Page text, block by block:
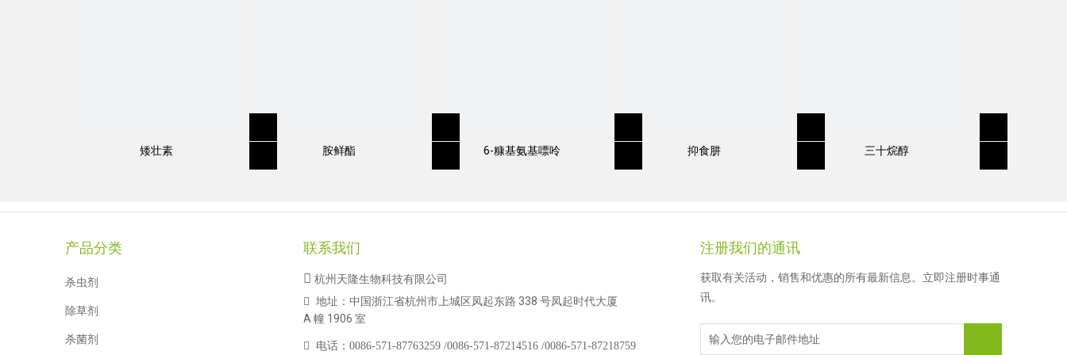
矮壮素 胺鲜酯 6-糠基氨基嘌呤 抑食肼 三十烷醇
产品分类
杀虫剂
除草剂
杀菌剂
联系我们
 杭州天隆生物科技有限公司
 地址：中国浙江省杭州市上城区凤起东路 338 号凤起时代大厦
A 幢 1906 室
 电话： 0086-571-87763259 /0086-571-87214516 /0086-571-87218759
注册我们的通讯
获取有关活动，销售和优惠的所有最新信息。立即注册时事通
讯。